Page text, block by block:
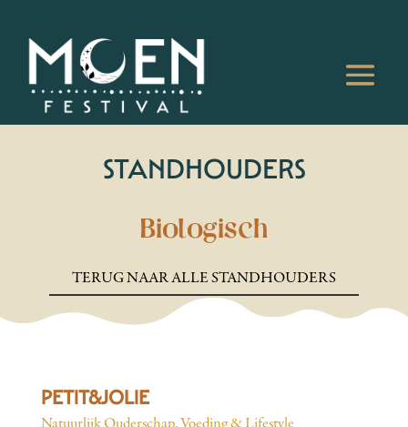
STANDHOUDERS
Biologisch
TERUG NAAR ALLE STANDHOUDERS
PETIT&JOLIE